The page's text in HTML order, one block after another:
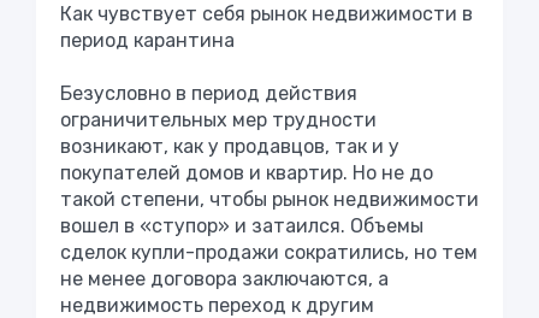
Как чувствует себя рынок недвижимости в
период карантина
Безусловно в период действия
ограничительных мер трудности
возникают, как у продавцов, так и у
покупателей домов и квартир. Но не до
такой степени, чтобы рынок недвижимости
вошел в «ступор» и затаился. Объемы
сделок купли-продажи сократились, но тем
не менее договора заключаются, а
недвижимость переход к другим